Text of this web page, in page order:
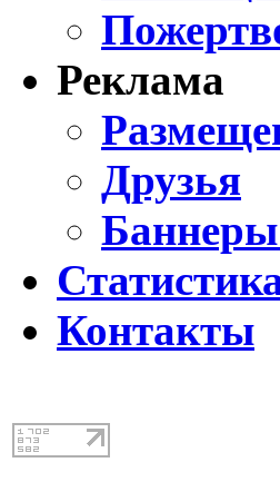
Реклама
Друзья
Контакты